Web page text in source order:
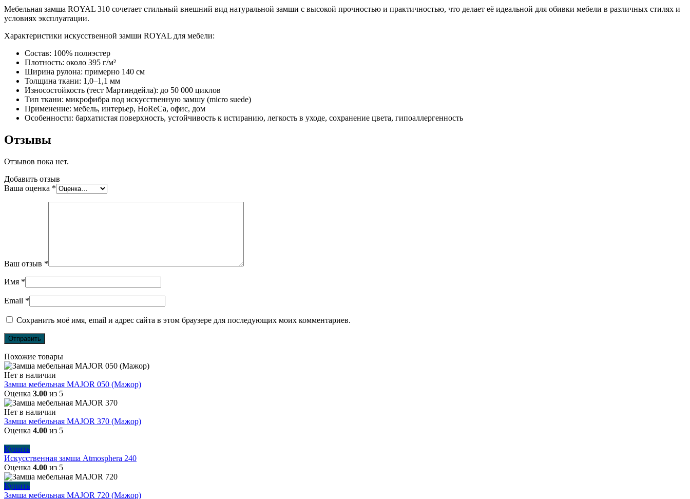
Мебельная замша ROYAL 310 сочетает стильный внешний вид натуральной замши с высокой прочностью и практичностью, что делает её идеальной для обивки мебели в различных стилях и
условиях эксплуатации.
Характеристики искусственной замши ROYAL для мебели:
Состав: 100% полиэстер
Плотность: около 395 г/м²
Ширина рулона: примерно 140 см
Толщина ткани: 1,0–1,1 мм
Износостойкость (тест Мартиндейла): до 50 000 циклов
Тип ткани: микрофибра под искусственную замшу (micro suede)
Применение: мебель, интерьер, HoReCa, офис, дом
Особенности: бархатистая поверхность, устойчивость к истиранию, легкость в уходе, сохранение цвета, гипоаллергенность
Отзывы
Отзывов пока нет.
Добавить отзыв
Ваша оценка *
Ваш отзыв *
Имя *
Email *
Сохранить моё имя, email и адрес сайта в этом браузере для последующих моих комментариев.
Похожие товары
Нет в наличии
Замша мебельная MAJOR 050 (Мажор)
Оценка 3.00 из 5
Нет в наличии
Замша мебельная MAJOR 370 (Мажор)
Оценка 4.00 из 5
Купить
Искусственная замша Atmosphera 240
Оценка 4.00 из 5
Купить
Замша мебельная MAJOR 720 (Мажор)